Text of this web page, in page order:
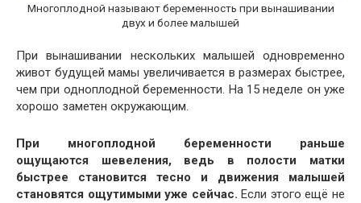
Многоплодной называют беременность при вынашивании
двух и более малышей
При вынашивании нескольких малышей одновременно
живот будущей мамы увеличивается в размерах быстрее,
чем при одноплодной беременности. На 15 неделе он уже
хорошо заметен окружающим.
При многоплодной беременности раньше
ощущаются шевеления, ведь в полости матки
быстрее становится тесно и движения малышей
становятся ощутимыми уже сейчас. Если этого ещё не